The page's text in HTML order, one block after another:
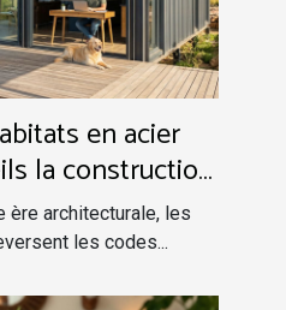
en acier
la construction
ère architecturale, les
les codes...